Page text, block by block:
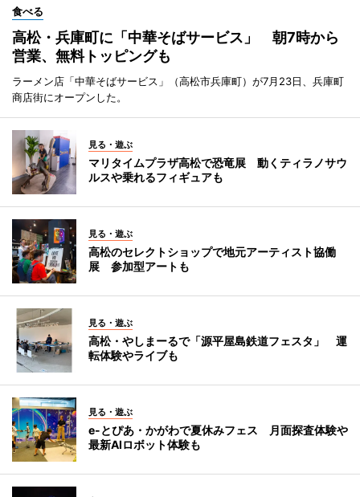
食べる
高松・兵庫町に「中華そばサービス」 朝7時から
営業、無料トッピングも
ラーメン店「中華そばサービス」（高松市兵庫町）が7月23日、兵庫町
商店街にオープンした。
見る・遊ぶ
マリタイムプラザ高松で恐竜展 動くティラノサウ
ルスや乗れるフィギュアも
見る・遊ぶ
高松のセレクトショップで地元アーティスト協働
展 参加型アートも
見る・遊ぶ
高松・やしまーるで「源平屋島鉄道フェスタ」 運
転体験やライブも
見る・遊ぶ
e-とぴあ・かがわで夏休みフェス 月面探査体験や
最新AIロボット体験も